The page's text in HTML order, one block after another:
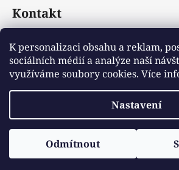
K personalizaci obsahu a reklam,
sociálních médií a analýze naší
využíváme soubory cookies. Více
Nastavení
Odmítnout
Kontakt
info@emotys.cz
+421903231812
Vytvořil
Copyright 2026
.
vyhrazena.Upravit